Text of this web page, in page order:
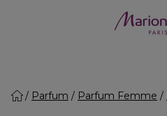
Parfum Parfum Femme